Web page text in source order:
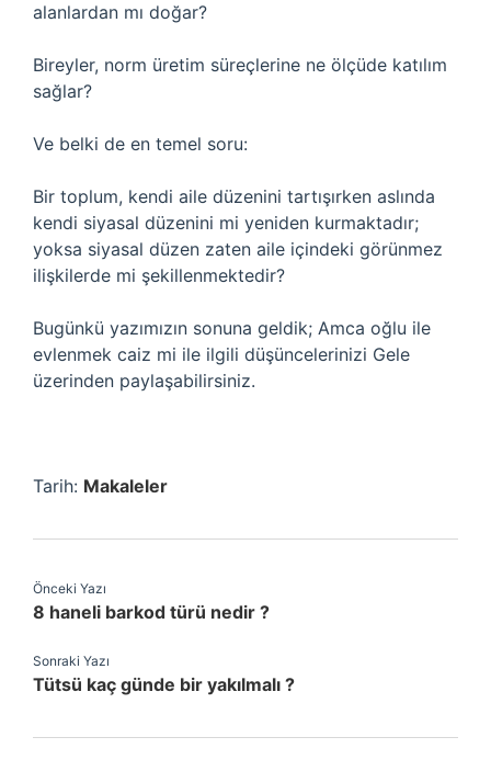
alanlardan mı doğar?
Bireyler, norm üretim süreçlerine ne ölçüde katılım
sağlar?
Ve belki de en temel soru:
Bir toplum, kendi aile düzenini tartışırken aslında
kendi siyasal düzenini mi yeniden kurmaktadır;
yoksa siyasal düzen zaten aile içindeki görünmez
ilişkilerde mi şekillenmektedir?
Bugünkü yazımızın sonuna geldik; Amca oğlu ile
evlenmek caiz mi ile ilgili düşüncelerinizi Gele
üzerinden paylaşabilirsiniz.
Tarih: Makaleler
Önceki Yazı
8 haneli barkod türü nedir ?
Sonraki Yazı
Tütsü kaç günde bir yakılmalı ?